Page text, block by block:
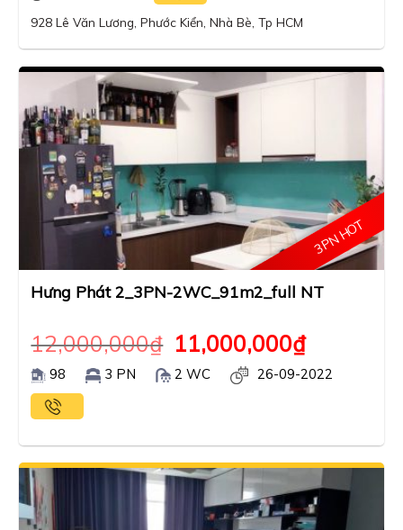
928 Lê Văn Lương, Phước Kiển, Nhà Bè, Tp HCM
3PN HOT
Hưng Phát 2_3PN-2WC_91m2_full NT
12,000,000₫ 11,000,000₫
98 3 PN 2 WC 26-09-2022